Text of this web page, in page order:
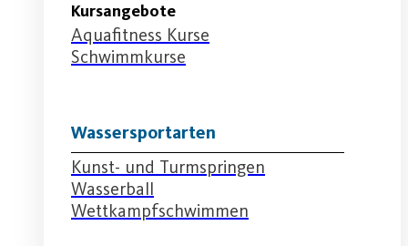
Kursangebote
Aquafitness Kurse
Schwimmkurse
Wassersportarten
Kunst- und Turmspringen
Wasserball
Wettkampfschwimmen